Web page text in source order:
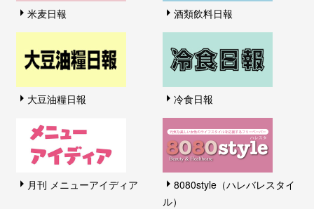
米麦日報 酒類飲料日報
大豆油糧日報 冷食日報
月刊 メニューアイディア
8080style（ハレバレスタイ
ル）